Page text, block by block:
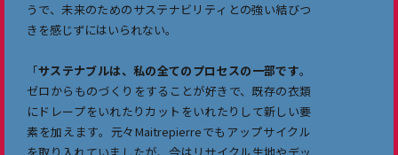
うで、未来のためのサステナビリティとの強い結びつ
きを感じずにはいられない。
「サステナブルは、私の全てのプロセスの一部です。
ゼロからものづくりをすることが好きで、既存の衣類
にドレープをいれたりカットをいれたりして新しい要
素を加えます。元々Maitrepierreでもアップサイクル